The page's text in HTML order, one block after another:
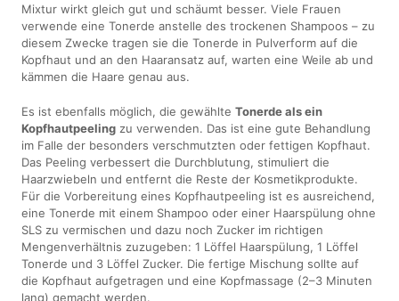
Mixtur wirkt gleich gut und schäumt besser. Viele Frauen
verwende eine Tonerde anstelle des trockenen Shampoos – zu
diesem Zwecke tragen sie die Tonerde in Pulverform auf die
Kopfhaut und an den Haaransatz auf, warten eine Weile ab und
kämmen die Haare genau aus.
Es ist ebenfalls möglich, die gewählteTonerde als ein
Kopfhautpeeling zu verwenden. Das ist eine gute Behandlung
im Falle der besonders verschmutzten oder fettigen Kopfhaut.
Das Peeling verbessert die Durchblutung, stimuliert die
Haarzwiebeln und entfernt die Reste der Kosmetikprodukte.
Für die Vorbereitung eines Kopfhautpeeling ist es ausreichend,
eine Tonerde mit einem Shampoo oder einer Haarspülung ohne
SLS zu vermischen und dazu noch Zucker im richtigen
Mengenverhältnis zuzugeben: 1 Löffel Haarspülung, 1 Löffel
Tonerde und 3 Löffel Zucker. Die fertige Mischung sollte auf
die Kopfhaut aufgetragen und eine Kopfmassage (2–3 Minuten
lang) gemacht werden.